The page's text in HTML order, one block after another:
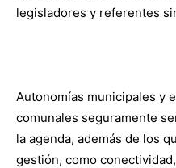
legisladores y referentes
Autonomías municipales y
comunales seguramente
la agenda, además de los
gestión, como